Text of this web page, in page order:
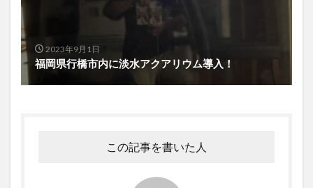
2023年9月1日
福岡県行橋市内に淡水アクアリウム導入！
この記事を書いた人